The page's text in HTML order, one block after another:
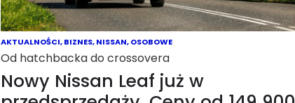
AKTUALNOŚCI,BIZNES,NISSAN,OSOBOWE
Od hatchbacka do crossovera
Nowy Nissan Leaf już w